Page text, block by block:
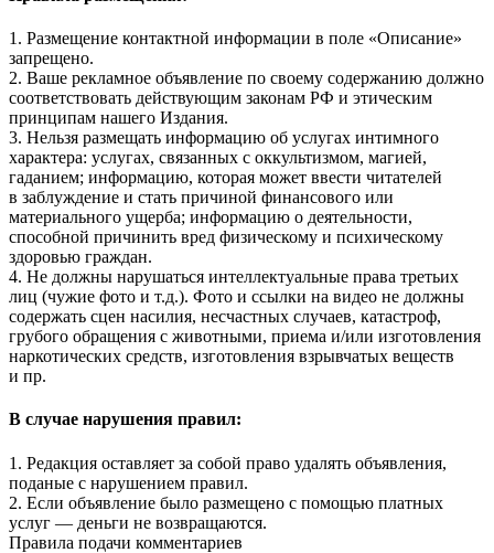
1. Размещение контактной информации в поле «Описание»
запрещено.
2. Ваше рекламное объявление по своему содержанию должно
соответствовать действующим законам РФ и этическим
принципам нашего Издания.
3. Нельзя размещать информацию об услугах интимного
характера: услугах, связанных с оккультизмом, магией,
гаданием; информацию, которая может ввести читателей
в заблуждение и стать причиной финансового или
материального ущерба; информацию о деятельности,
способной причинить вред физическому и психическому
здоровью граждан.
4. Не должны нарушаться интеллектуальные права третьих
лиц (чужие фото и т.д.). Фото и ссылки на видео не должны
содержать сцен насилия, несчастных случаев, катастроф,
грубого обращения с животными, приема и/или изготовления
наркотических средств, изготовления взрывчатых веществ
и пр.
В случае нарушения правил:
1. Редакция оставляет за собой право удалять объявления,
поданые с нарушением правил.
2. Если объявление было размещено с помощью платных
услуг — деньги не возвращаются.
Правила подачи комментариев